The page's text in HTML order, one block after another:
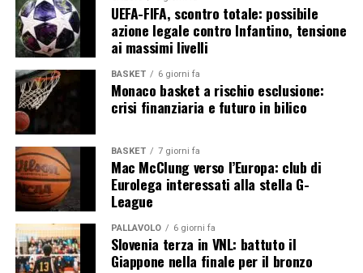
UEFA-FIFA, scontro totale: possibile
azione legale contro Infantino, tensione
ai massimi livelli
BASKET 6 giorni fa
Monaco basket a rischio esclusione:
crisi finanziaria e futuro in bilico
BASKET 7 giorni fa
Mac McClung verso l’Europa: club di
Eurolega interessati alla stella G-
League
PALLAVOLO 6 giorni fa
Slovenia terza in VNL: battuto il
Giappone nella finale per il bronzo